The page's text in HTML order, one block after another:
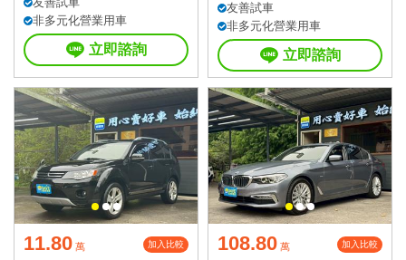
非多元化營業用車
立即諮詢
友善試車
非多元化營業用車
立即諮詢
11.80 萬 加入比較 108.80 萬 加入比較